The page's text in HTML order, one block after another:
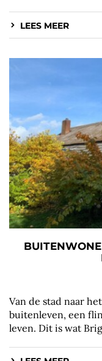
LEES MEER
Van de stad naar
buitenleven, een
leven. Dit is wat